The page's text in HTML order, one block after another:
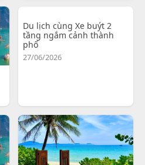
Du lịch cùng Xe buýt 2
tầng ngắm cảnh thành
phố
27/06/2026